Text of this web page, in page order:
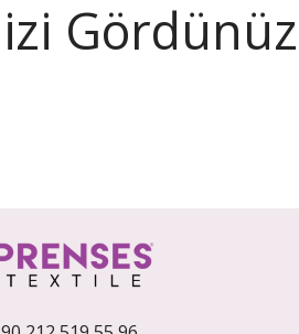
Gördünüz